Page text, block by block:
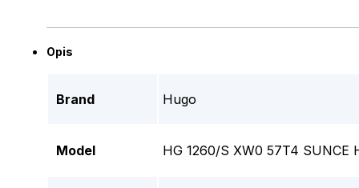
Opis
Brand Hugo
Model HG 1260/S XW0 57T4 SUNCE